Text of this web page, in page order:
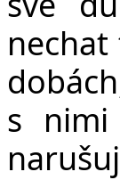
s nimi